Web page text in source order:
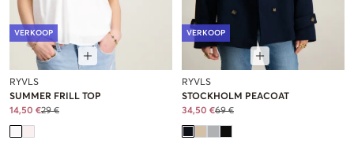
VERKOOP
RYVLS
SUMMER FRILL TOP
14,50 €29 €
VERKOOP
RYVLS
STOCKHOLM PEACOAT
34,50 €69 €